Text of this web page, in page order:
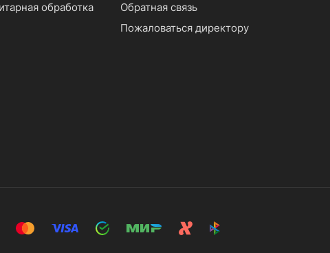
обработка
Обратная связь
Пожаловаться директору